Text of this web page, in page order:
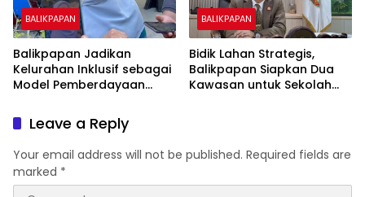
BALIKPAPAN
Balikpapan Jadikan
Kelurahan Inklusif sebagai
Model Pemberdayaan
BALIKPAPAN
Bidik Lahan Strategis,
Balikpapan Siapkan Dua
Kawasan untuk Sekolah
Leave a Reply
Your email address will not be published. Required fields are
marked *